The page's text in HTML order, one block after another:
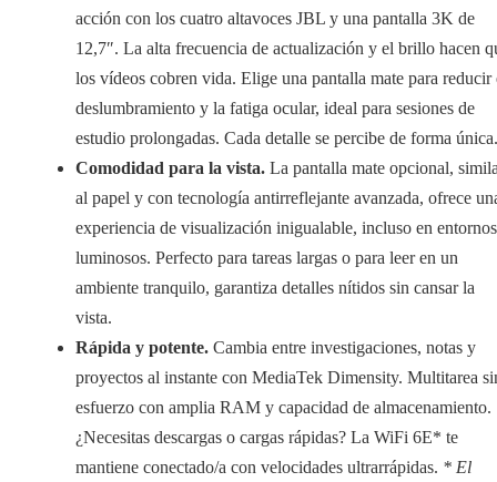
acción con los cuatro altavoces JBL y una pantalla 3K de
12,7″. La alta frecuencia de actualización y el brillo hacen
los vídeos cobren vida. Elige una pantalla mate para reducir
deslumbramiento y la fatiga ocular, ideal para sesiones de
estudio prolongadas. Cada detalle se percibe de forma única.
Comodidad para la vista. La pantalla mate opcional,
al papel y con tecnología antirreflejante avanzada, ofrece
experiencia de visualización inigualable, incluso en entornos
luminosos. Perfecto para tareas largas o para leer en un
ambiente tranquilo, garantiza detalles nítidos sin cansar la
vista.
Rápida y potente. Cambia entre investigaciones, notas y
proyectos al instante con MediaTek Dimensity. Multitarea
esfuerzo con amplia RAM y capacidad de almacenamiento.
¿Necesitas descargas o cargas rápidas? La WiFi 6E* te
mantiene conectado/a con velocidades ultrarrápidas. * El